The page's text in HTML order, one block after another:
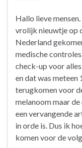
Hallo lieve
vrolijk nieuwtje op
Nederland
medische
check-up voor
en dat was meteen
terugkomen voor
melanoom maar
een vervangende
in orde is. Dus ik
komen voor de